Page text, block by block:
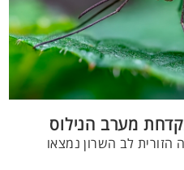
מערב הנילוס
הזורית לב השרון נמצאו